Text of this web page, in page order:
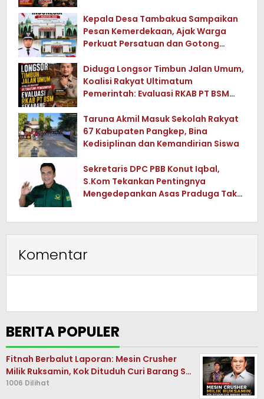
Kepala Desa Tambakua Sampaikan
Pesan Kemerdekaan, Ajak Warga
Perkuat Persatuan dan Gotong
Diduga Longsor Timbun Jalan Umum,
Koalisi Rakyat Ultimatum
Pemerintah: Evaluasi RKAB PT BSM
Taruna Akmil Masuk Sekolah Rakyat
67 Kabupaten Pangkep, Bina
Kedisiplinan dan Kemandirian Siswa
Sekretaris DPC PBB Konut Iqbal,
S.Kom Tekankan Pentingnya
Mengedepankan Asas Praduga Tak
Komentar
BERITA POPULER
Fitnah Berbalut Laporan: Mesin Crusher
Milik Ruksamin, Kok Dituduh Curi Barang S…
1006 Dilihat